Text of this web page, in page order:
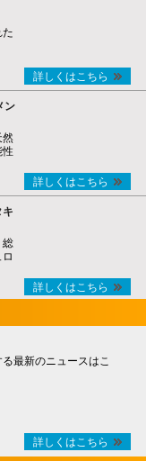
た
詳しくはこちら
ン
然
性
詳しくはこちら
キ
総
詳しくはこちら
最新のニュースはこ
詳しくはこちら